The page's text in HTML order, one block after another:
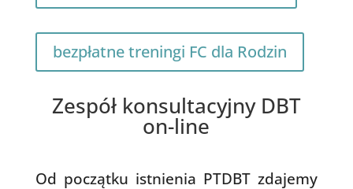
bezpłatne treningi FC dla Rodzin
Zespół konsultacyjny DBT
on-line
Od początku istnienia PTDBT zdajemy